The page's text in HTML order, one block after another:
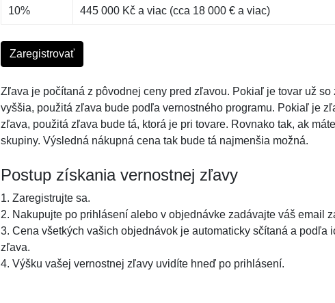
10% 445 000 Kč a viac (cca 18 000 € a viac)
Zaregistrovať
Zľava je počítaná z pôvodnej ceny pred zľavou. Pokiaľ je tovar už
vyššia, použitá zľava bude podľa vernostného programu. Pokiaľ je
zľava, použitá zľava bude tá, ktorá je pri tovare. Rovnako tak, ak
skupiny. Výsledná nákupná cena tak bude tá najmenšia možná.
Postup získania vernostnej zľavy
1. Zaregistrujte sa.
2. Nakupujte po prihlásení alebo v objednávke zadávajte váš email
3. Cena všetkých vašich objednávok je automaticky sčítaná a podľa
zľava.
4. Výšku vašej vernostnej zľavy uvidíte hneď po prihlásení.